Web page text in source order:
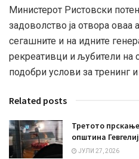
Министерот Ристовски
задоволство ја отвора оваа
сегашните и на идните
рекреативци и љубители
подобри услови за тренинг
Related posts
Третото
општина
ЈУЛИ 27, 2026